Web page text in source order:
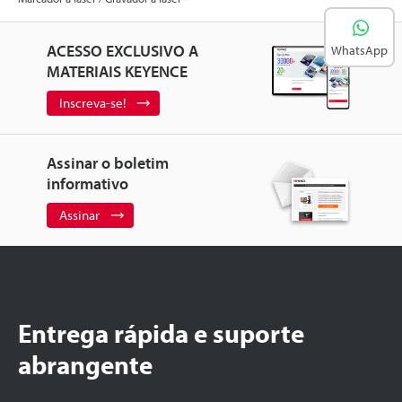
ACESSO EXCLUSIVO A
MATERIAIS KEYENCE
Inscreva-se!
Assinar o boletim
informativo
Assinar
Entrega rápida e suporte
abrangente
WhatsApp